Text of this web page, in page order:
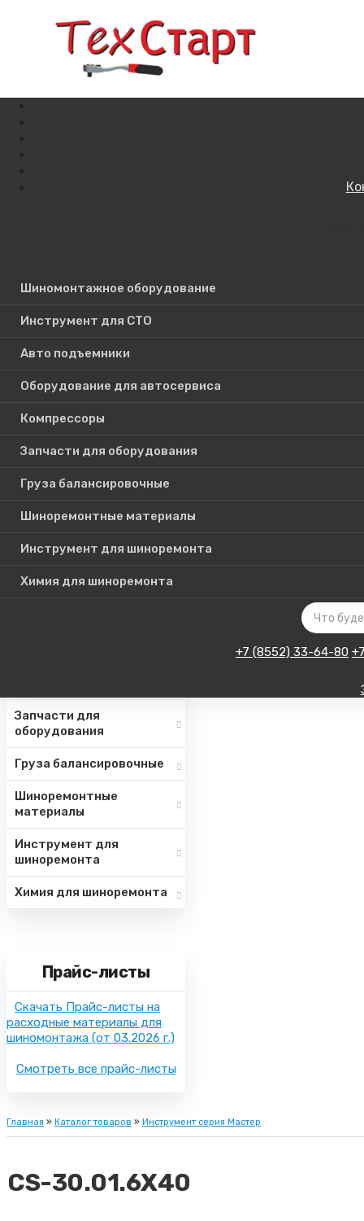
Шиномонтажное оборудование
Инструмент для СТО
Авто подъемники
Оборудование для автосервиса
Компрессоры
Запчасти для оборудования
Груза балансировочные
Шиноремонтные материалы
Инструмент для шиноремонта
Химия для шиноремонта
+7 (8552) 33-64-80
Поиск по сайту
Каталог
Шиномонтажное
Запчасти для
оборудования
Груза балансировочные
Шиноремонтные
материалы
Инструмент для
шиноремонта
Химия для шиноремонта
Прайс-листы
Скачать Прайс-листы на
расходные материалы для
шиномонтажа (от 03.2026 г.)
Смотреть все прайс-листы
Главная » Каталог товаров » Инструмент серия Мастер
CS-30.01.6X40